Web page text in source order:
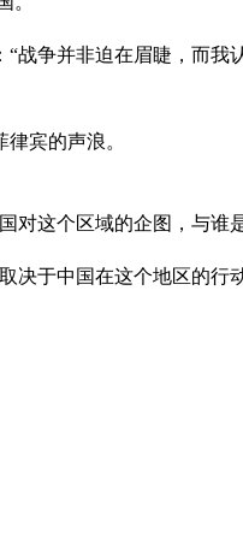
争并非迫在眉睫，而我
宾的声浪。
这个区域的企图，与谁
决于中国在这个地区的行